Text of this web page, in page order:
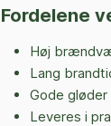
Fordelene
Høj
Lang
Gode
Leveres i